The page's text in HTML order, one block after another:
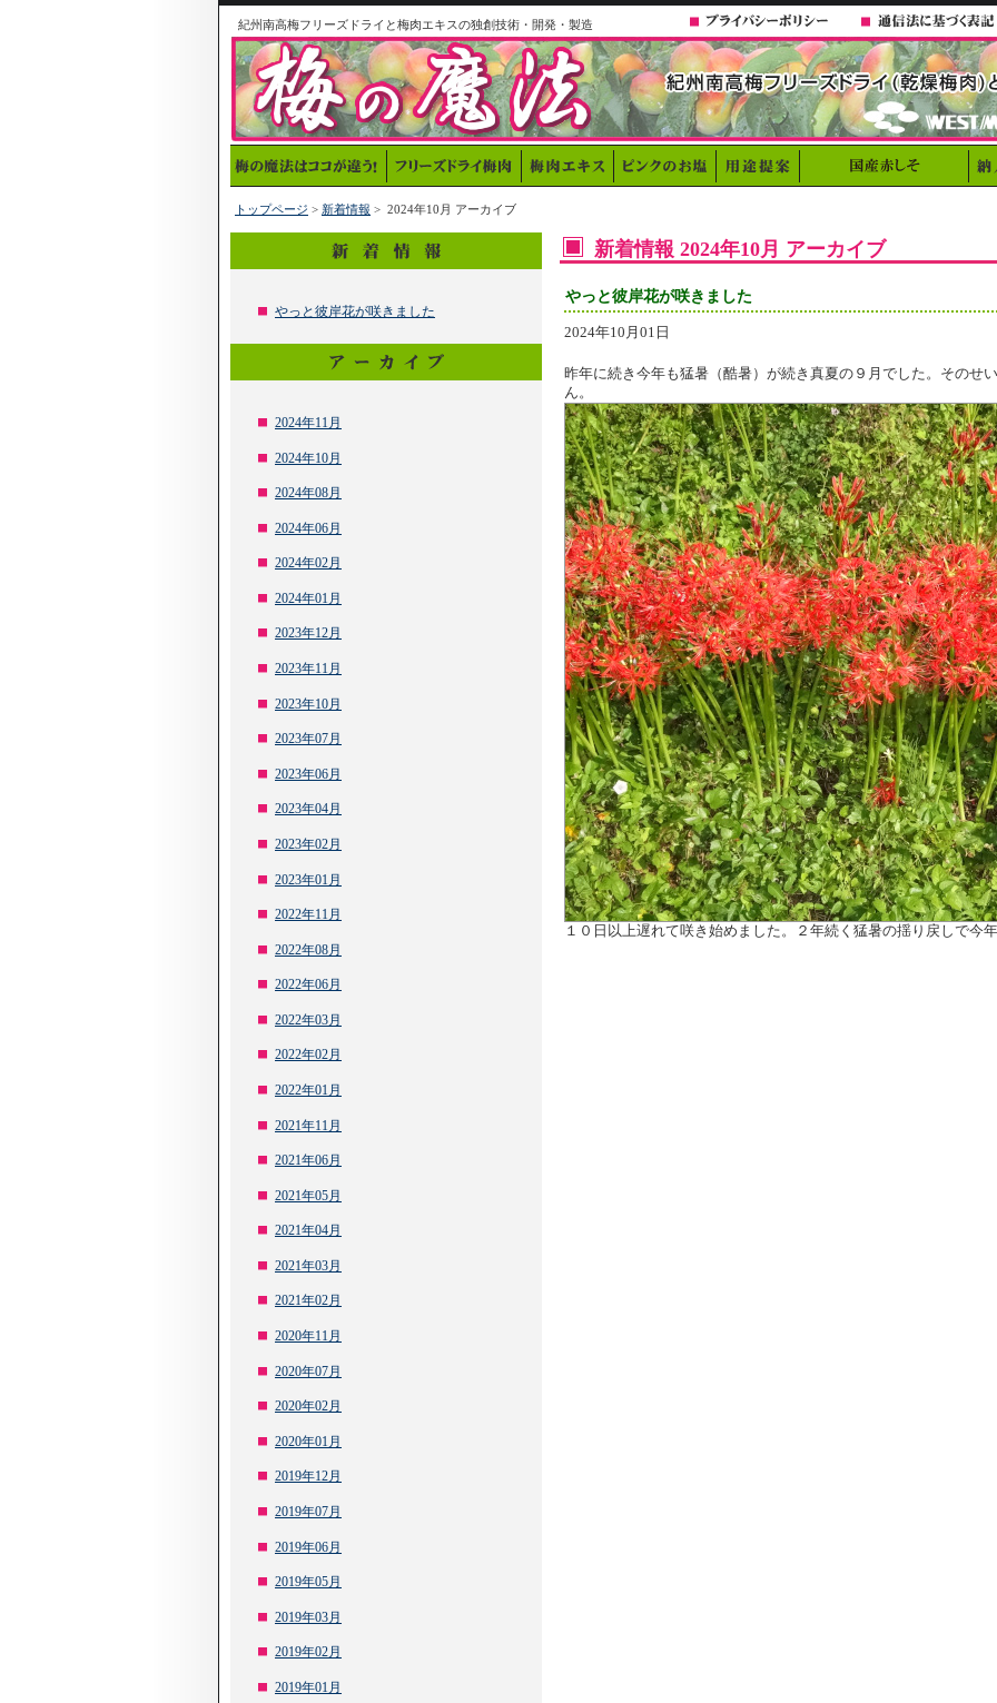
紀州南高梅フリーズドライと梅肉エキスの独創技術・開発・製造
トップページ > 新着情報 > 2024年10月 アーカイブ
やっと彼岸花が咲きました
2024年11月
2024年10月
2024年08月
2024年06月
2024年02月
2024年01月
2023年12月
2023年11月
2023年10月
2023年07月
2023年06月
2023年04月
2023年02月
2023年01月
2022年11月
2022年08月
2022年06月
2022年03月
2022年02月
2022年01月
2021年11月
2021年06月
2021年05月
2021年04月
2021年03月
2021年02月
2020年11月
2020年07月
2020年02月
2020年01月
2019年12月
2019年07月
2019年06月
2019年05月
2019年03月
2019年02月
2019年01月
新着情報 2024年10月 アーカイブ
やっと彼岸花が咲きました
2024年10月01日
昨年に続き今年も猛暑（酷暑）が続き真夏の９月でした。そのせ
ん。
１０日以上遅れて咲き始めました。２年続く猛暑の揺り戻しで今